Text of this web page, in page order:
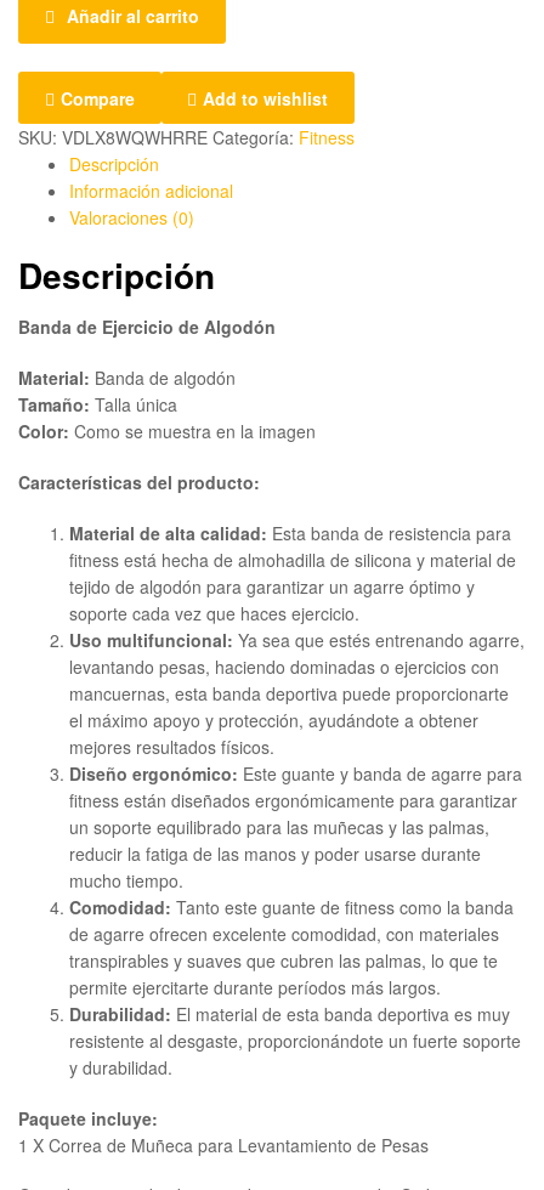
Añadir al carrito
Compare
Add to wishlist
SKU: VDLX8WQWHRRE Categoría: Fitness
Descripción
Información adicional
Valoraciones (0)
Descripción
Banda de Ejercicio de Algodón
Material: Banda de algodón
Tamaño: Talla única
Color: Como se muestra en la imagen
Características del producto:
Material de alta calidad: Esta banda de resistencia para
fitness está hecha de almohadilla de silicona y material de
tejido de algodón para garantizar un agarre óptimo y
soporte cada vez que haces ejercicio.
Uso multifuncional: Ya sea que estés entrenando agarre,
levantando pesas, haciendo dominadas o ejercicios con
mancuernas, esta banda deportiva puede proporcionarte
el máximo apoyo y protección, ayudándote a obtener
mejores resultados físicos.
Diseño ergonómico: Este guante y banda de agarre para
fitness están diseñados ergonómicamente para garantizar
un soporte equilibrado para las muñecas y las palmas,
reducir la fatiga de las manos y poder usarse durante
mucho tiempo.
Comodidad: Tanto este guante de fitness como la banda
de agarre ofrecen excelente comodidad, con materiales
transpirables y suaves que cubren las palmas, lo que te
permite ejercitarte durante períodos más largos.
Durabilidad: El material de esta banda deportiva es muy
resistente al desgaste, proporcionándote un fuerte soporte
y durabilidad.
Paquete incluye:
1 X Correa de Muñeca para Levantamiento de Pesas